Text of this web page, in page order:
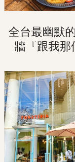
全台最幽默
牆『跟我那